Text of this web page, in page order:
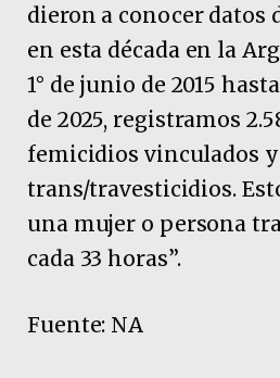
dieron a conocer datos
en esta década en la
1° de junio de 2015
de 2025, registramos
femicidios vinculados y
trans/travesticidios.
una mujer o persona
cada 33 horas”.
Fuente: NA